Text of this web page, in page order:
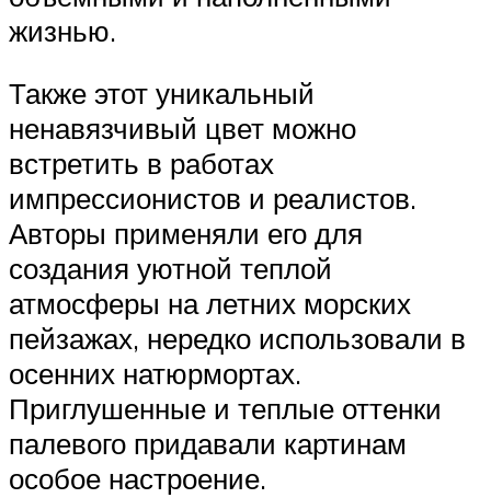
жизнью.
Также этот уникальный
ненавязчивый цвет можно
встретить в работах
импрессионистов и реалистов.
Авторы применяли его для
создания уютной теплой
атмосферы на летних морских
пейзажах, нередко использовали в
осенних натюрмортах.
Приглушенные и теплые оттенки
палевого придавали картинам
особое настроение.